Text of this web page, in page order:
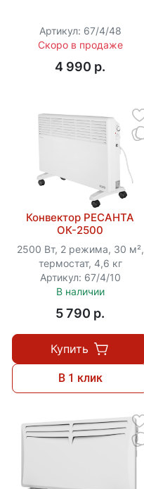
Артикул: 67/4/48
Скоро в продаже
4 990 p.
Конвектор РЕСАНТА
ОК-2500
2500 Вт, 2 режима, 30 м²,
термостат, 4,6 кг
Артикул: 67/4/10
В наличии
5 790 p.
Купить
В 1 клик